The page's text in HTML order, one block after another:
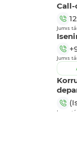
Call-
Jumıs
Jumıs
Jumıs